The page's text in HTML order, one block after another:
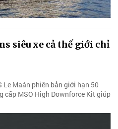
siêu xe cả thế giới chỉ
Maán phiên bản giới hạn 50
cấp MSO High Downforce Kit giúp